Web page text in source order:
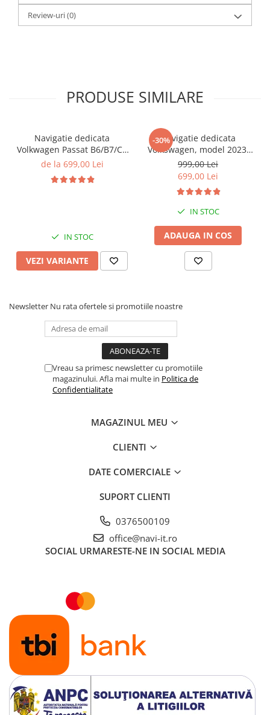
Review-uri(0)
PRODUSE SIMILARE
Navigatie dedicata
Volkwagen Passat B6/B7/CC
Gri, 4GB RAM 64GB ROM,
Display QLED 10", DSP,
de la 699,00 Lei
IN STOC
VEZI VARIANTE
-30%Navigatie dedicata
Volkswagen, model 2023,
4GB RAM 64GB ROM,
Quadcore, Android 14,
Carplay&Android Auto,
Suport camere AHD
999,00 Lei
699,00 Lei
IN STOC
ADAUGA IN COS
Newsletter Nu rata ofertele si promotiile noastre
Vreau sa primesc newsletter cu promotiile
magazinului. Afla mai multe in Politica de
Confidentialitate
MAGAZINUL MEU
CLIENTI
DATE COMERCIALE
SUPORT CLIENTI
0376500109
office@navi-it.ro
SOCIAL URMARESTE-NE IN SOCIAL MEDIA